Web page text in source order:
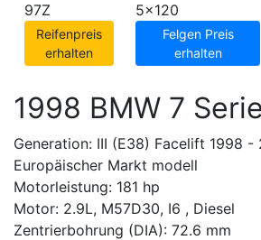
97Z
Reifenpreis
erhalten
5x120
Felgen Preis
erhalten
1998 BMW 7
Generation: III (E38) Facelift 1998 -
Europäischer Markt modell
Motorleistung: 181 hp
Motor: 2.9L, M57D30, I6 , Diesel
Zentrierbohrung (DIA): 72.6 mm